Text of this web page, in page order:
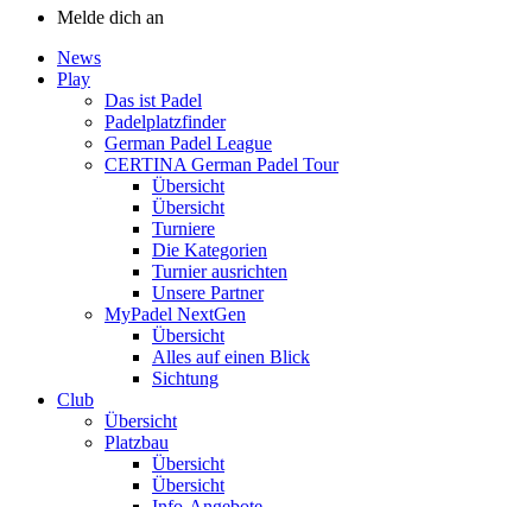
Melde dich an
News
Play
Das ist Padel
Padelplatzfinder
German Padel League
CERTINA German Padel Tour
Übersicht
Übersicht
Turniere
Die Kategorien
Turnier ausrichten
Unsere Partner
MyPadel NextGen
Übersicht
Alles auf einen Blick
Sichtung
Club
Übersicht
Platzbau
Übersicht
Übersicht